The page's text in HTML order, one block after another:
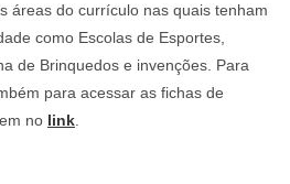
áreas do currículo nas quais tenham
como Escolas de Esportes,
de Brinquedos e invenções. Para
para acessar as fichas de
no link.